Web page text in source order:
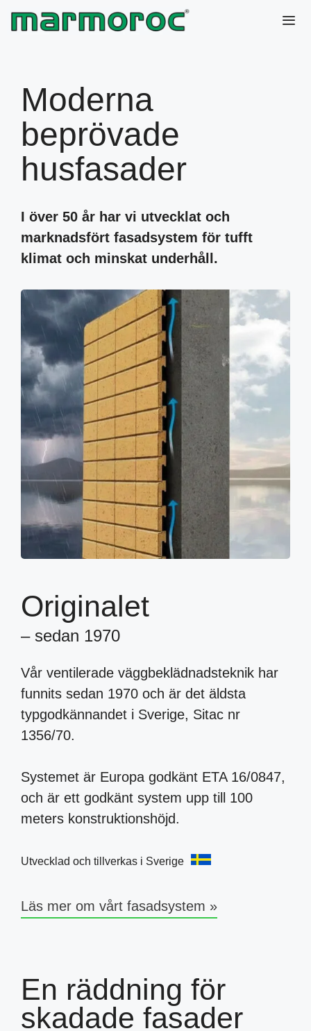
Hoppa
till
Moderna
beprövade
husfasader
I över 50 år har vi utvecklat och
marknadsfört fasadsystem för tufft
klimat och minskat underhåll.
Originalet
– sedan 1970
Vår ventilerade väggbeklädnadsteknik har
funnits sedan 1970 och är det äldsta
typgodkännandet i Sverige, Sitac nr
1356/70.
Systemet är Europa godkänt ETA 16/0847,
och är ett godkänt system upp till 100
meters konstruktionshöjd.
Utvecklad och tillverkas i Sverige
Läs mer om vårt fasadsystem »
En räddning för
skadade fasader